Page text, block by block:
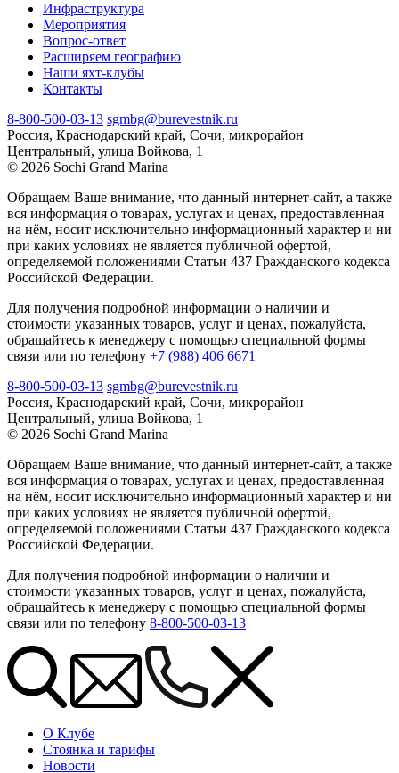
Инфраструктура
Мероприятия
Вопрос-ответ
Расширяем географию
Наши яхт-клубы
Контакты
8-800-500-03-13 sgmbg@burevestnik.ru
Россия, Краснодарский край, Сочи, микрорайон
Центральный, улица Войкова, 1
© 2026 Sochi Grand Marina
Обращаем Ваше внимание, что данный интернет-сайт, а также
вся информация о товарах, услугах и ценах, предоставленная
на нём, носит исключительно информационный характер и ни
при каких условиях не является публичной офертой,
определяемой положениями Статьи 437 Гражданского кодекса
Российской Федерации.
Для получения подробной информации о наличии и
стоимости указанных товаров, услуг и ценах, пожалуйста,
обращайтесь к менеджеру с помощью специальной формы
связи или по телефону +7 (988) 406 6671
8-800-500-03-13 sgmbg@burevestnik.ru
Россия, Краснодарский край, Сочи, микрорайон
Центральный, улица Войкова, 1
© 2026 Sochi Grand Marina
Обращаем Ваше внимание, что данный интернет-сайт, а также
вся информация о товарах, услугах и ценах, предоставленная
на нём, носит исключительно информационный характер и ни
при каких условиях не является публичной офертой,
определяемой положениями Статьи 437 Гражданского кодекса
Российской Федерации.
Для получения подробной информации о наличии и
стоимости указанных товаров, услуг и ценах, пожалуйста,
обращайтесь к менеджеру с помощью специальной формы
связи или по телефону 8-800-500-03-13
О Клубе
Стоянка и тарифы
Новости